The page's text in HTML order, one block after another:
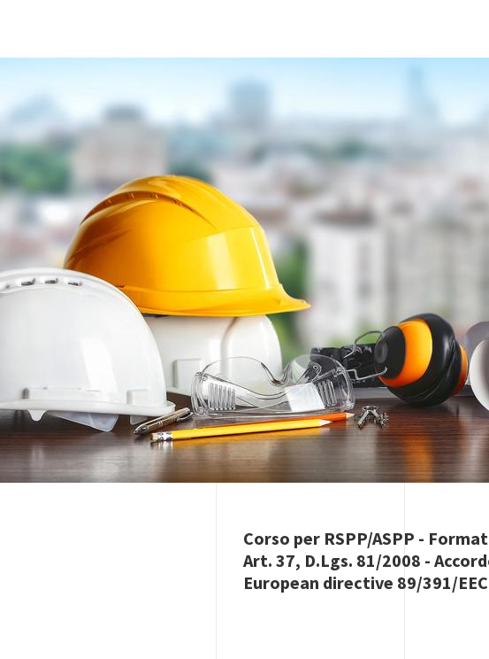
Corso per RSPP/ASPP -
Art. 37, D.Lgs. 81/2008 -
European directive 89/391/EEC